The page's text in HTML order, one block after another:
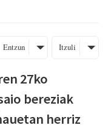
Entzun Itzuli
27ko
bereziak
herriz